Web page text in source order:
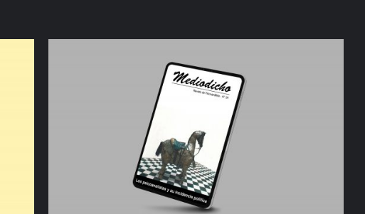
AÑADIR AL CARRITO /